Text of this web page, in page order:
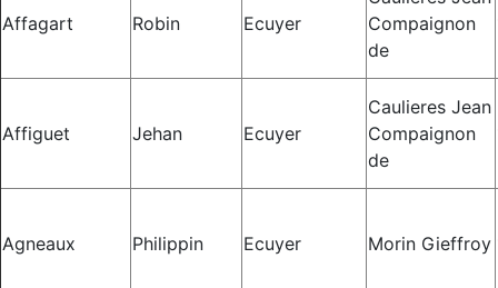
Affagart Robin Ecuyer
Compaignon
de
Affiguet Jehan Ecuyer
Caulieres Jean
Compaignon
de
Agneaux Philippin Ecuyer Morin Gieffroy